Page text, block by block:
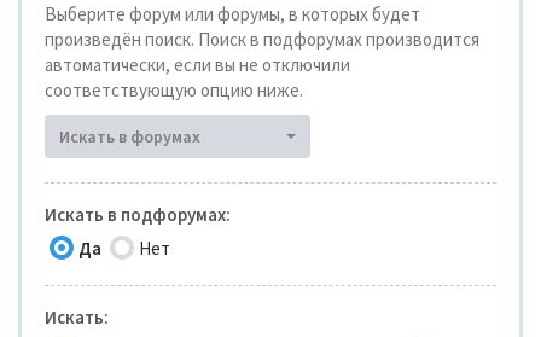
Выберите форум или форумы, в которых будет
произведён поиск. Поиск в подфорумах производится
автоматически, если вы не отключили
соответствующую опцию ниже.
Искать в форумах
Искать в подфорумах:
Да
Нет
Искать: